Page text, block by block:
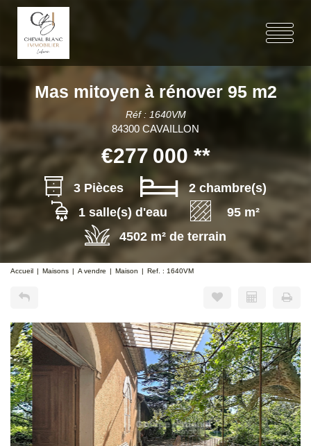
Mas mitoyen à rénover 95 m2
Réf : 1640VM
84300 CAVAILLON
€277 000**
3 Pièces
2 chambre(s)
1 salle(s) d'eau
95 m²
4502 m² de terrain
Accueil Maisons A vendre Maison Ref. : 1640VM